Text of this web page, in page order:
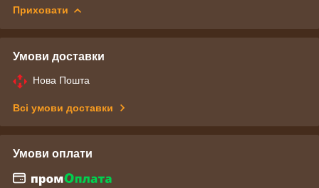
Приховати
Умови доставки
Нова Пошта
Всі умови доставки
Умови оплати